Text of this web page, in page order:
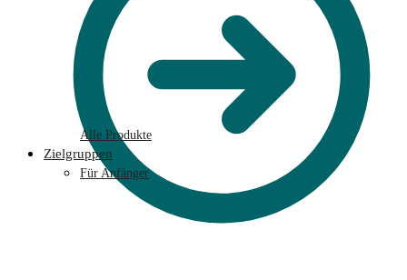
Alle Produkte
Zielgruppen
Für Anfänger